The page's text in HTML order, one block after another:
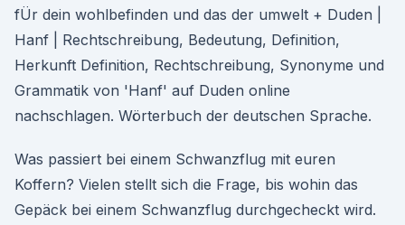
fÜr dein wohlbefinden und das der umwelt + Duden |
Hanf | Rechtschreibung, Bedeutung, Definition,
Herkunft Definition, Rechtschreibung, Synonyme und
Grammatik von 'Hanf' auf Duden online
nachschlagen. Wörterbuch der deutschen Sprache.
Was passiert bei einem Schwanzflug mit euren
Koffern? Vielen stellt sich die Frage, bis wohin das
Gepäck bei einem Schwanzflug durchgecheckt wird.